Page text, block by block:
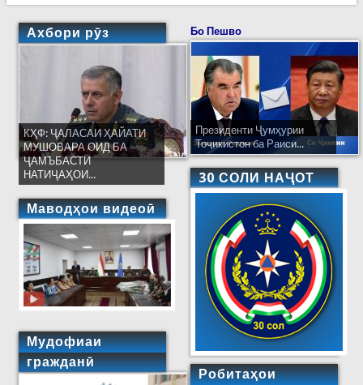
Ахбори рӯз
КҲФ: ҶАЛАСАИ ҲАЙАТИ
МУШОВАРА ОИД БА
ҶАМЪБАСТИ
НАТИҶАҲОИ...
Маводҳои видеоӣ
Мудофиаи
гражданӣ
Бо Пешво
Президенти Ҷумҳурии
Тоҷикистон ба Раиси...
30 СОЛИ НАҶОТ
Робитаҳои